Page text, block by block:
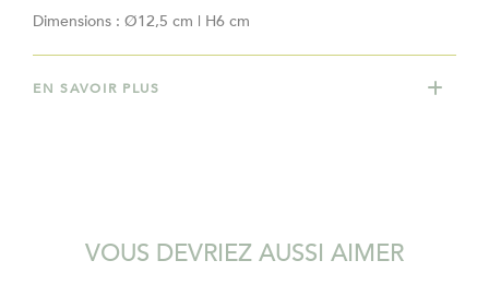
Dimensions : Ø12,5 cm | H6 cm
EN SAVOIR PLUS
VOUS DEVRIEZ AUSSI AIMER